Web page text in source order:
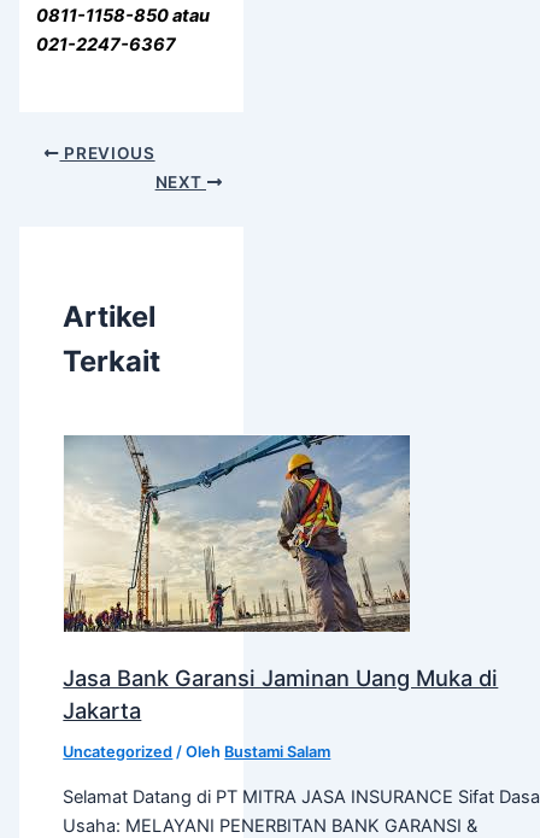
0811-1158-850 atau
021-2247-6367
PREVIOUS
NEXT
Artikel
Terkait
Jasa Bank Garansi Jaminan Uang Muka di
Jakarta
Uncategorized / Oleh Bustami Salam
Selamat Datang di PT MITRA JASA INSURANCE Sifat
Usaha: MELAYANI PENERBITAN BANK GARANSI &